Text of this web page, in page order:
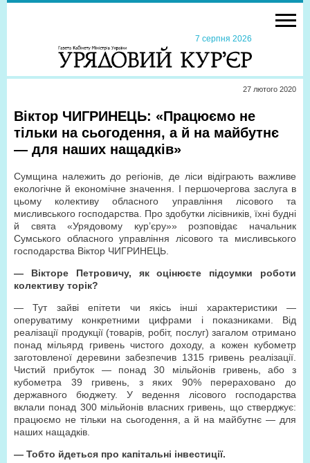
7 серпня 2026
27 лютого 2020
Віктор ЧИГРИНЕЦЬ: «Працюємо не
тільки на сьогодення, а й на майбутнє
— для наших нащадків»
Сумщина належить до регіонів, де ліси відіграють важливе
екологічне й економічне значення. І першочергова заслуга в
цьому колективу обласного управління лісового та
мисливського господарства. Про здобутки лісівників, їхні будні
й свята «Урядовому кур’єру»» розповідає начальник
Сумського обласного управління лісового та мисливського
господарства Віктор ЧИГРИНЕЦЬ.
— Вікторе Петровичу, як оцінюєте підсумки роботи
колективу торік?
— Тут зайві епітети чи якісь інші характеристики —
оперуватиму конкретними цифрами і показниками. Від
реалізації продукції (товарів, робіт, послуг) загалом отримано
понад мільярд гривень чистого доходу, а кожен кубометр
заготовленої деревини забезпечив 1315 гривень реалізації.
Чистий прибуток — понад 30 мільйонів гривень, або з
кубометра 39 гривень, з яких 90% перераховано до
державного бюджету. У ведення лісового господарства
вклали понад 300 мільйонів власних гривень, що стверджує:
працюємо не тільки на сьогодення, а й на майбутнє — для
наших нащадків.
— Тобто йдеться про капітальні інвестиції.